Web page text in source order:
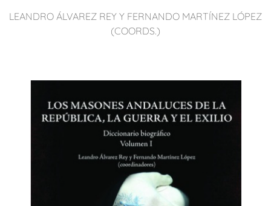
LEANDRO ÁLVAREZ REY Y FERNANDO MARTÍNEZ LÓPEZ
(COORDS.)